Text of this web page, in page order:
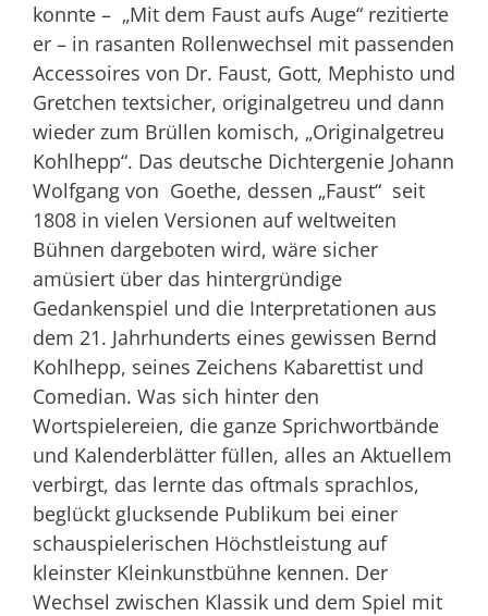
konnte – „Mit dem Faust aufs Auge“ rezitierte
er – in rasanten Rollenwechsel mit passenden
Accessoires von Dr. Faust, Gott, Mephisto und
Gretchen textsicher, originalgetreu und dann
wieder zum Brüllen komisch, „Originalgetreu
Kohlhepp“. Das deutsche Dichtergenie Johann
Wolfgang von Goethe, dessen „Faust“ seit
1808 in vielen Versionen auf weltweiten
Bühnen dargeboten wird, wäre sicher
amüsiert über das hintergründige
Gedankenspiel und die Interpretationen aus
dem 21. Jahrhunderts eines gewissen Bernd
Kohlhepp, seines Zeichens Kabarettist und
Comedian. Was sich hinter den
Wortspielereien, die ganze Sprichwortbände
und Kalenderblätter füllen, alles an Aktuellem
verbirgt, das lernte das oftmals sprachlos,
beglückt glucksende Publikum bei einer
schauspielerischen Höchstleistung auf
kleinster Kleinkunstbühne kennen. Der
Wechsel zwischen Klassik und dem Spiel mit